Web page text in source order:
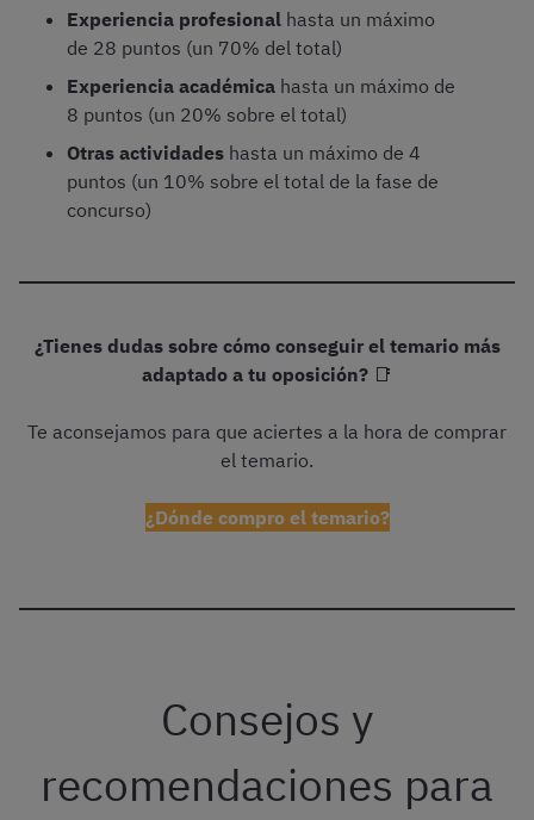
Experiencia profesional hasta un máximo
de 28 puntos (un 70% del total)
Experiencia académica hasta un máximo de
8 puntos (un 20% sobre el total)
Otras actividades hasta un máximo de 4
puntos (un 10% sobre el total de la fase de
concurso)
¿Tienes dudas sobre cómo conseguir el temario más
adaptado a tu oposición? 📑
Te aconsejamos para que aciertes a la hora de comprar
el temario.
¿Dónde compro el temario?
Consejos y
recomendaciones para